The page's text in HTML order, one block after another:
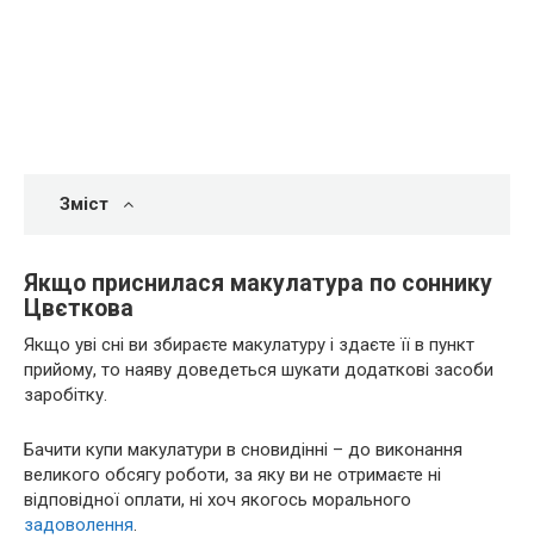
Зміст
Якщо приснилася макулатура по соннику
Цвєткова
Якщо уві сні ви збираєте макулатуру і здаєте її в пункт
прийому, то наяву доведеться шукати додаткові засоби
заробітку.
Бачити купи макулатури в сновидінні – до виконання
великого обсягу роботи, за яку ви не отримаєте ні
відповідної оплати, ні хоч якогось морального
задоволення.